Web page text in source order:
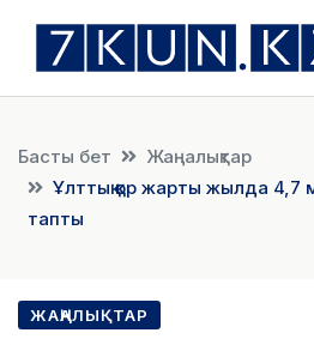
Басты бет
Жаңалықтар
Ұлттық қор жарты жылда
тапты
ЖАҢАЛЫҚТАР